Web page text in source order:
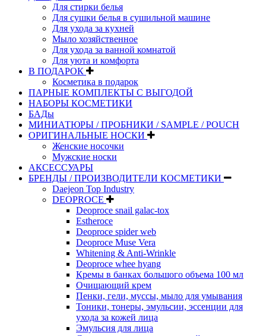
Для стирки белья
Для сушки белья в сушильной машине
Для ухода за кухней
Мыло хозяйственное
Для ухода за ванной комнатой
Для уюта и комфорта
В ПОДАРОК
Косметика в подарок
ПАРНЫЕ КОМПЛЕКТЫ С ВЫГОДОЙ
НАБОРЫ КОСМЕТИКИ
БАДы
МИНИАТЮРЫ / ПРОБНИКИ / SAMPLE / POUCH
ОРИГИНАЛЬНЫЕ НОСКИ
Женские носочки
Мужские носки
АКСЕССУАРЫ
БРЕНДЫ / ПРОИЗВОДИТЕЛИ КОСМЕТИКИ
Daejeon Top Industry
DEOPROCE
Deoproce snail galac-tox
Estheroce
Deoproce spider web
Deoproce Muse Vera
Whitening & Anti-Wrinkle
Deoproce whee hyang
Кремы в банках большого объема 100 мл
Очищающий крем
Пенки, гели, муссы, мыло для умывания
Тоники, тонеры, эмульсии, эссенции для
ухода за кожей лица
Эмульсия для лица